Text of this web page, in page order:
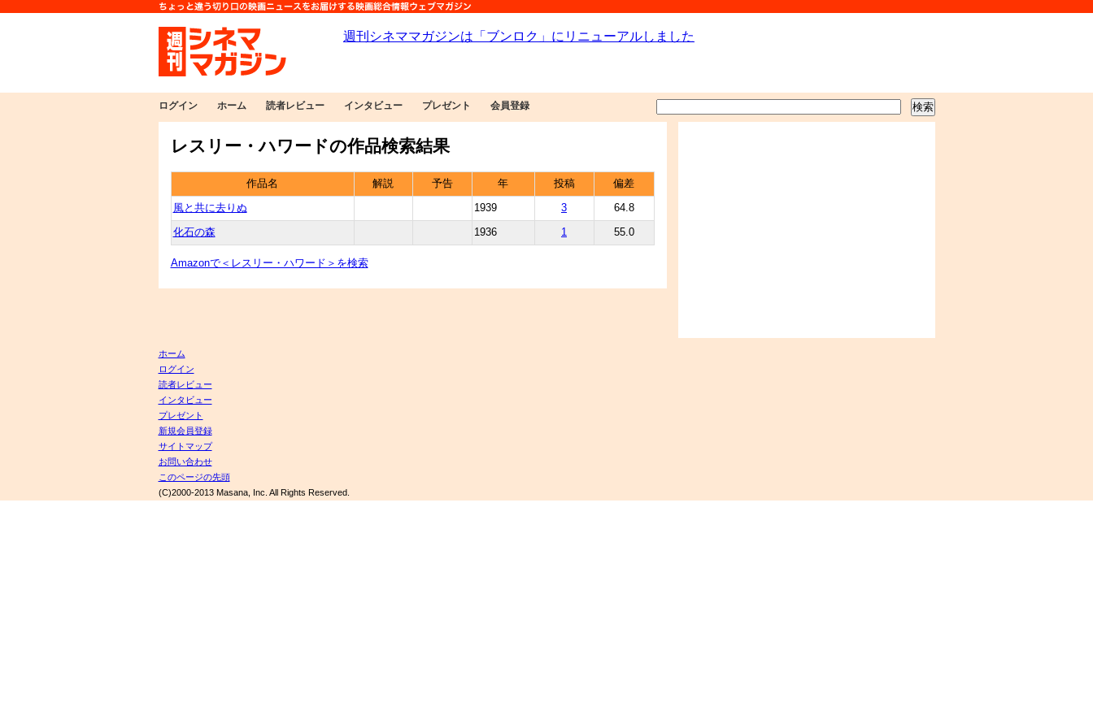
ログイン ホーム 読者レビュー インタビュー プレゼント 会員登録
レスリー・ハワードの作品検索結果
作品名 解説 予告 年 投稿 偏差
風と共に去りぬ 1939 3 64.8
化石の森 1936 1 55.0
Amazonで＜レスリー・ハワード＞を検索
ホーム
ログイン
読者レビュー
インタビュー
プレゼント
新規会員登録
サイトマップ
お問い合わせ
このページの先頭
(C)2000-2013 Masana, Inc. All Rights Reserved.